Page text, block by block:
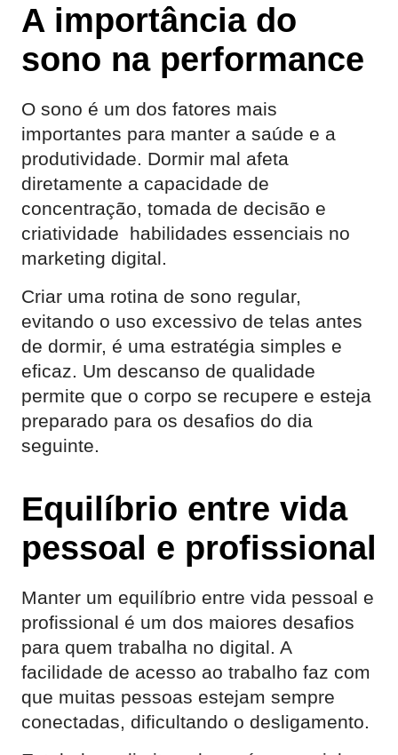
A importância do
sono na performance
O sono é um dos fatores mais
importantes para manter a saúde e a
produtividade. Dormir mal afeta
diretamente a capacidade de
concentração, tomada de decisão e
criatividade habilidades essenciais no
marketing digital.
Criar uma rotina de sono regular,
evitando o uso excessivo de telas antes
de dormir, é uma estratégia simples e
eficaz. Um descanso de qualidade
permite que o corpo se recupere e esteja
preparado para os desafios do dia
seguinte.
Equilíbrio entre vida
pessoal e profissional
Manter um equilíbrio entre vida pessoal e
profissional é um dos maiores desafios
para quem trabalha no digital. A
facilidade de acesso ao trabalho faz com
que muitas pessoas estejam sempre
conectadas, dificultando o desligamento.